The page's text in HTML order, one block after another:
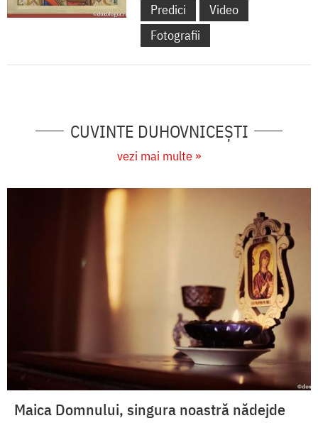
Predici
Video
Fotografii
CUVINTE DUHOVNICEȘTI
vezi mai multe »
Maica Domnului, singura noastră nădejde